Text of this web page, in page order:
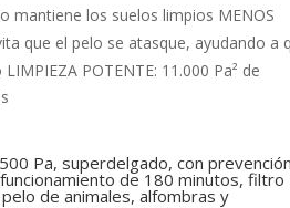
mantiene los suelos limpios MENOS
que el pelo se atasque, ayudando a
POTENTE: 11.000 Pa² de
Pa, superdelgado, con prevención
de 180 minutos, filtro
de animales, alfombras y